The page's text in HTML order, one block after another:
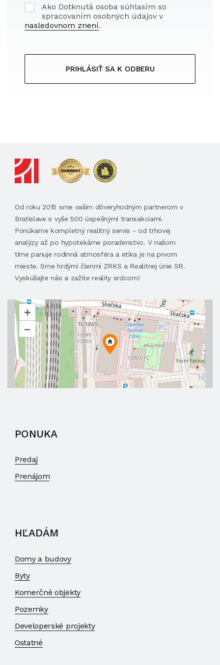
Ako Dotknutá osoba súhlasím so
spracovaním osobných údajov v
nasledovnom znení.
PRIHLÁSIŤ SA K ODBERU
Od roku 2015 sme vašim dôveryhodným partnerom v
Bratislave s vyše 500 úspešnými transakciami.
Ponúkame kompletný realitný servis - od trhovej
analýzy až po hypotekárne poradenstvo. V našom
tíme panuje rodinná atmosféra a etika je na prvom
mieste. Sme hrdými členmi ZRKS a Realitnej únie SR.
Vyskúšajte nás a zažite reality srdcom!
+
–
PONUKA
Predaj
Prenájom
HĽADÁM
Domy a budovy
Byty
Komerčné objekty
Pozemky
Developerské projekty
Ostatné